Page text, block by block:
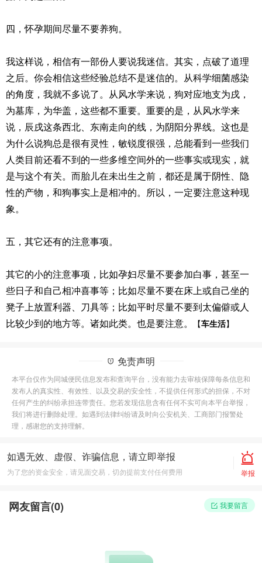
四，怀孕期间尽量不要养狗。
我这样说，相信有一部份人要说我迷信。其实，点破了道理
之后。你会相信这些经验总结不是迷信的。从科学细菌感染
的角度，我就不多说了。从风水学来说，狗对应地支为戌，
为墓库，为华盖，这些都不重要。重要的是，从风水学来
说，辰戌这条西北、东南走向的线，为阴阳分界线。这也是
为什么说狗总是很有灵性，敏锐度很强，总能看到一些我们
人类目前还看不到的一些多维空间外的一些事实或现实，就
是与这个有关。而胎儿在未出生之前，都还是属于阴性、隐
性的产物，和狗事实上是相冲的。所以，一定要注意这种现
象。
五，其它还有的注意事项。
其它的小的注意事项，比如孕妇尽量不要参加白事，甚至一
些日子和自己相冲喜事等；比如尽量不要在床上或自己坐的
凳子上放置利器、刀具等；比如平时尽量不要到太偏僻或人
比较少到的地方等。诸如此类。也是要注意。
【车生活】
免责声明
本平台仅作为同城便民信息发布和查询平台，没有能力去审核保障每条信息和
发布人的真实性、有效性、以及交易的安全性，不提供任何形式的担保，不对
任何产生的纠纷承担连带责任。您若发现信息含有任何不实可向本平台举报，
我们将进行删除处理。如遇到法律纠纷请及时向公安机关、工商部门报警处
理，感谢您的支持理解。
如遇无效、虚假、诈骗信息，请立即举报
为了您的资金安全，请见面交易，切勿提前支付任何费用 举报
网友留言(0) 我要留言